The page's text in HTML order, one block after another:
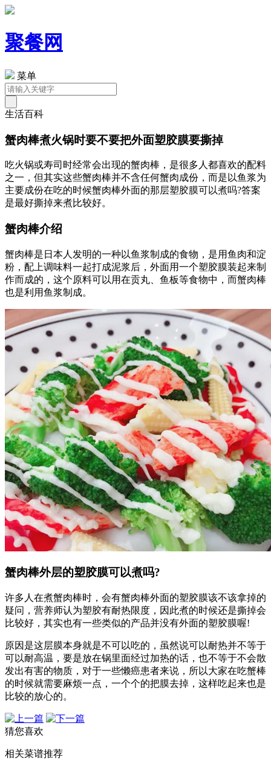
聚餐网
菜单
生活百科
蟹肉棒煮火锅时要不要把外面塑胶膜要撕掉
吃火锅或寿司时经常会出现的蟹肉棒，是很多人都喜欢的配料
之一，但其实这些蟹肉棒并不含任何蟹肉成份，而是以鱼浆为
主要成份在吃的时候蟹肉棒外面的那层塑胶膜可以煮吗?答案
是最好撕掉来煮比较好。
蟹肉棒介绍
蟹肉棒是日本人发明的一种以鱼浆制成的食物，是用鱼肉和淀
粉，配上调味料一起打成泥浆后，外面用一个塑胶膜装起来制
作而成的 ，这个原料可以用在贡丸、鱼板等食物中，而蟹肉棒
也是利用鱼浆制成。
蟹肉棒外层的塑胶膜可以煮吗?
许多人在煮蟹肉棒时，会有蟹肉棒外面的塑胶膜该不该拿掉的
疑问，营养师认为塑胶有耐热限度，因此煮的时候还是撕掉会
比较好，其实也有一些类似的产品并没有外面的塑胶膜喔!
原因是这层膜本身就是不可以吃的，虽然说可以耐热并不等于
可以耐高温，要是放在锅里面经过加热的话，也不等于不会散
发出有害的物质，对于一些懒癌患者来说，所以大家在吃蟹棒
的时候就需要麻烦一点，一个个的把膜去掉，这样吃起来也是
比较的放心的。
猜您喜欢
相关菜谱推荐